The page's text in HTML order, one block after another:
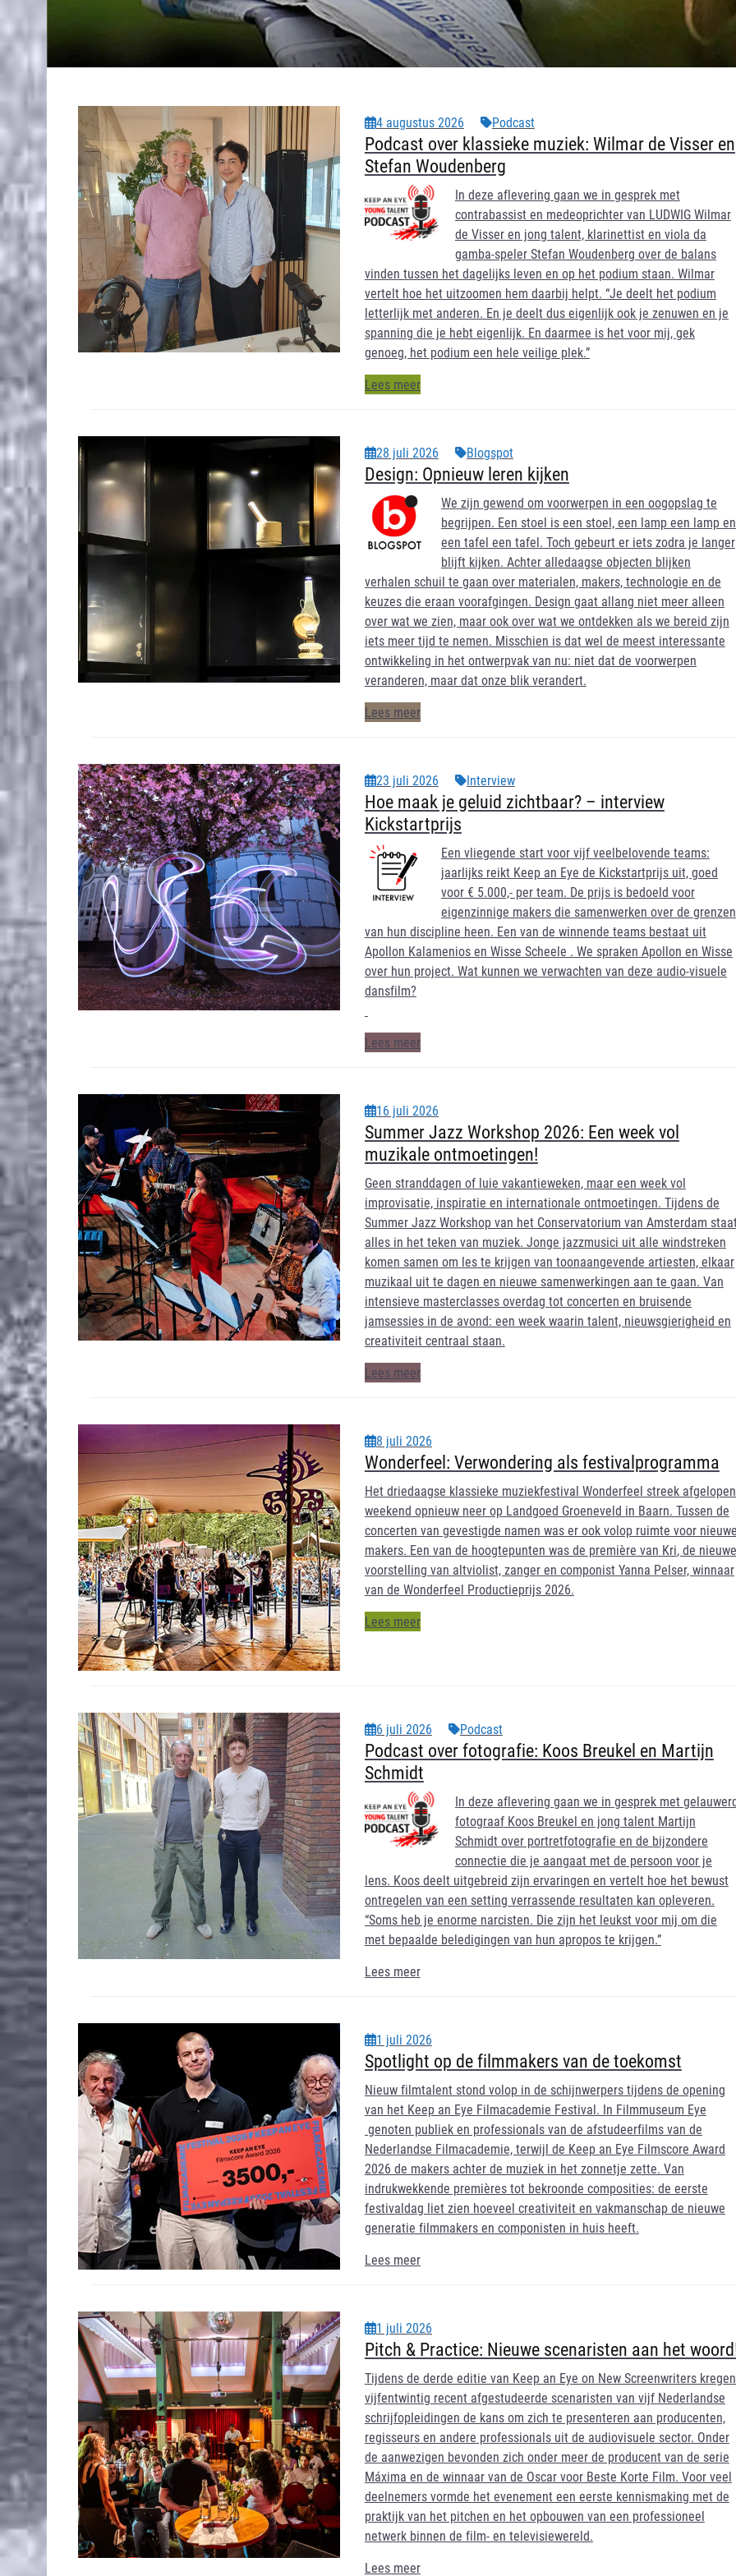
4 augustus 2026 Podcast
Podcast over klassieke muziek: Wilmar de Visser en
Stefan Woudenberg
In deze aflevering gaan we in gesprek met
contrabassist en medeoprichter van LUDWIG Wilmar
de Visser en jong talent, klarinettist en viola da
gamba-speler Stefan Woudenberg over de balans
vinden tussen het dagelijks leven en op het podium staan. Wilmar
vertelt hoe het uitzoomen hem daarbij helpt. “Je deelt het podium
letterlijk met anderen. En je deelt dus eigenlijk ook je zenuwen en je
spanning die je hebt eigenlijk. En daarmee is het voor mij, gek
genoeg, het podium een hele veilige plek.”
Lees meer
28 juli 2026 Blogspot
Design: Opnieuw leren kijken
We zijn gewend om voorwerpen in een oogopslag te
begrijpen. Een stoel is een stoel, een lamp een lamp en
een tafel een tafel. Toch gebeurt er iets zodra je langer
blijft kijken. Achter alledaagse objecten blijken
verhalen schuil te gaan over materialen, makers, technologie en de
keuzes die eraan voorafgingen. Design gaat allang niet meer alleen
over wat we zien, maar ook over wat we ontdekken als we bereid zijn
iets meer tijd te nemen. Misschien is dat wel de meest interessante
ontwikkeling in het ontwerpvak van nu: niet dat de voorwerpen
veranderen, maar dat onze blik verandert.
Lees meer
23 juli 2026 Interview
Hoe maak je geluid zichtbaar? – interview
Kickstartprijs
Een vliegende start voor vijf veelbelovende teams:
jaarlijks reikt Keep an Eye de Kickstartprijs uit, goed
voor € 5.000,- per team. De prijs is bedoeld voor
eigenzinnige makers die samenwerken over de grenzen
van hun discipline heen. Een van de winnende teams bestaat uit
Apollon Kalamenios en Wisse Scheele . We spraken Apollon en Wisse
over hun project. Wat kunnen we verwachten van deze audio-visuele
dansfilm?
Lees meer
16 juli 2026
Summer Jazz Workshop 2026: Een week vol
muzikale ontmoetingen!
Geen stranddagen of luie vakantieweken, maar een week vol
improvisatie, inspiratie en internationale ontmoetingen. Tijdens de
Summer Jazz Workshop van het Conservatorium van Amsterdam
alles in het teken van muziek. Jonge jazzmusici uit alle windstreken
komen samen om les te krijgen van toonaangevende artiesten, elkaar
muzikaal uit te dagen en nieuwe samenwerkingen aan te gaan. Van
intensieve masterclasses overdag tot concerten en bruisende
jamsessies in de avond: een week waarin talent, nieuwsgierigheid en
creativiteit centraal staan.
Lees meer
8 juli 2026
Wonderfeel: Verwondering als festivalprogramma
Het driedaagse klassieke muziekfestival Wonderfeel streek afgelopen
weekend opnieuw neer op Landgoed Groeneveld in Baarn. Tussen de
concerten van gevestigde namen was er ook volop ruimte voor
makers. Een van de hoogtepunten was de première van Kri, de nieuwe
voorstelling van altviolist, zanger en componist Yanna Pelser, winnaar
van de Wonderfeel Productieprijs 2026.
Lees meer
6 juli 2026 Podcast
Podcast over fotografie: Koos Breukel en Martijn
Schmidt
In deze aflevering gaan we in gesprek met
fotograaf Koos Breukel en jong talent Martijn
Schmidt over portretfotografie en de bijzondere
connectie die je aangaat met de persoon voor je
lens. Koos deelt uitgebreid zijn ervaringen en vertelt hoe het bewust
ontregelen van een setting verrassende resultaten kan opleveren.
“Soms heb je enorme narcisten. Die zijn het leukst voor mij om die
met bepaalde beledigingen van hun apropos te krijgen.”
Lees meer
1 juli 2026
Spotlight op de filmmakers van de toekomst
Nieuw filmtalent stond volop in de schijnwerpers tijdens de opening
van het Keep an Eye Filmacademie Festival. In Filmmuseum Eye
genoten publiek en professionals van de afstudeerfilms van de
Nederlandse Filmacademie, terwijl de Keep an Eye Filmscore Award
2026 de makers achter de muziek in het zonnetje zette. Van
indrukwekkende premières tot bekroonde composities: de eerste
festivaldag liet zien hoeveel creativiteit en vakmanschap de nieuwe
generatie filmmakers en componisten in huis heeft.
Lees meer
1 juli 2026
Pitch & Practice: Nieuwe scenaristen aan het
Tijdens de derde editie van Keep an Eye on New Screenwriters kregen
vijfentwintig recent afgestudeerde scenaristen van vijf Nederlandse
schrijfopleidingen de kans om zich te presenteren aan producenten,
regisseurs en andere professionals uit de audiovisuele sector. Onder
de aanwezigen bevonden zich onder meer de producent van de serie
Máxima en de winnaar van de Oscar voor Beste Korte Film. Voor veel
deelnemers vormde het evenement een eerste kennismaking met de
praktijk van het pitchen en het opbouwen van een professioneel
netwerk binnen de film- en televisiewereld.
Lees meer